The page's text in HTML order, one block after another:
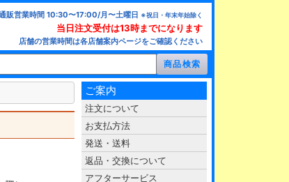
販営業時間 10:30〜17:00/月〜土曜日 ※祝日・年末年始除く
当日注文受付は13時までになります
店舗の営業時間は各店舗案内ページをご確認ください
ご案内
注文について
お支払方法
発送・送料
返品・交換について
アフターサービス